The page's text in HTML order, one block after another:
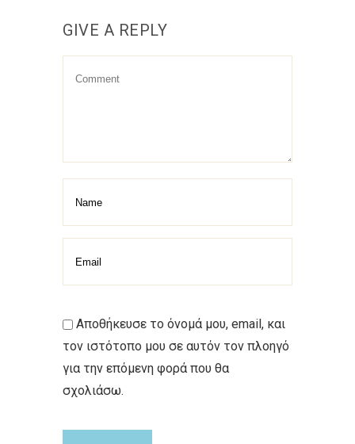
GIVE A REPLY
Αποθήκευσε το όνομά μου, email, και
τον ιστότοπο μου σε αυτόν τον πλοηγό
για την επόμενη φορά που θα
σχολιάσω.